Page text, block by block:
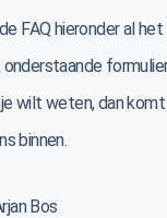
FAQ hieronder al
onderstaande
wilt weten, dan komt
binnen.
Bos